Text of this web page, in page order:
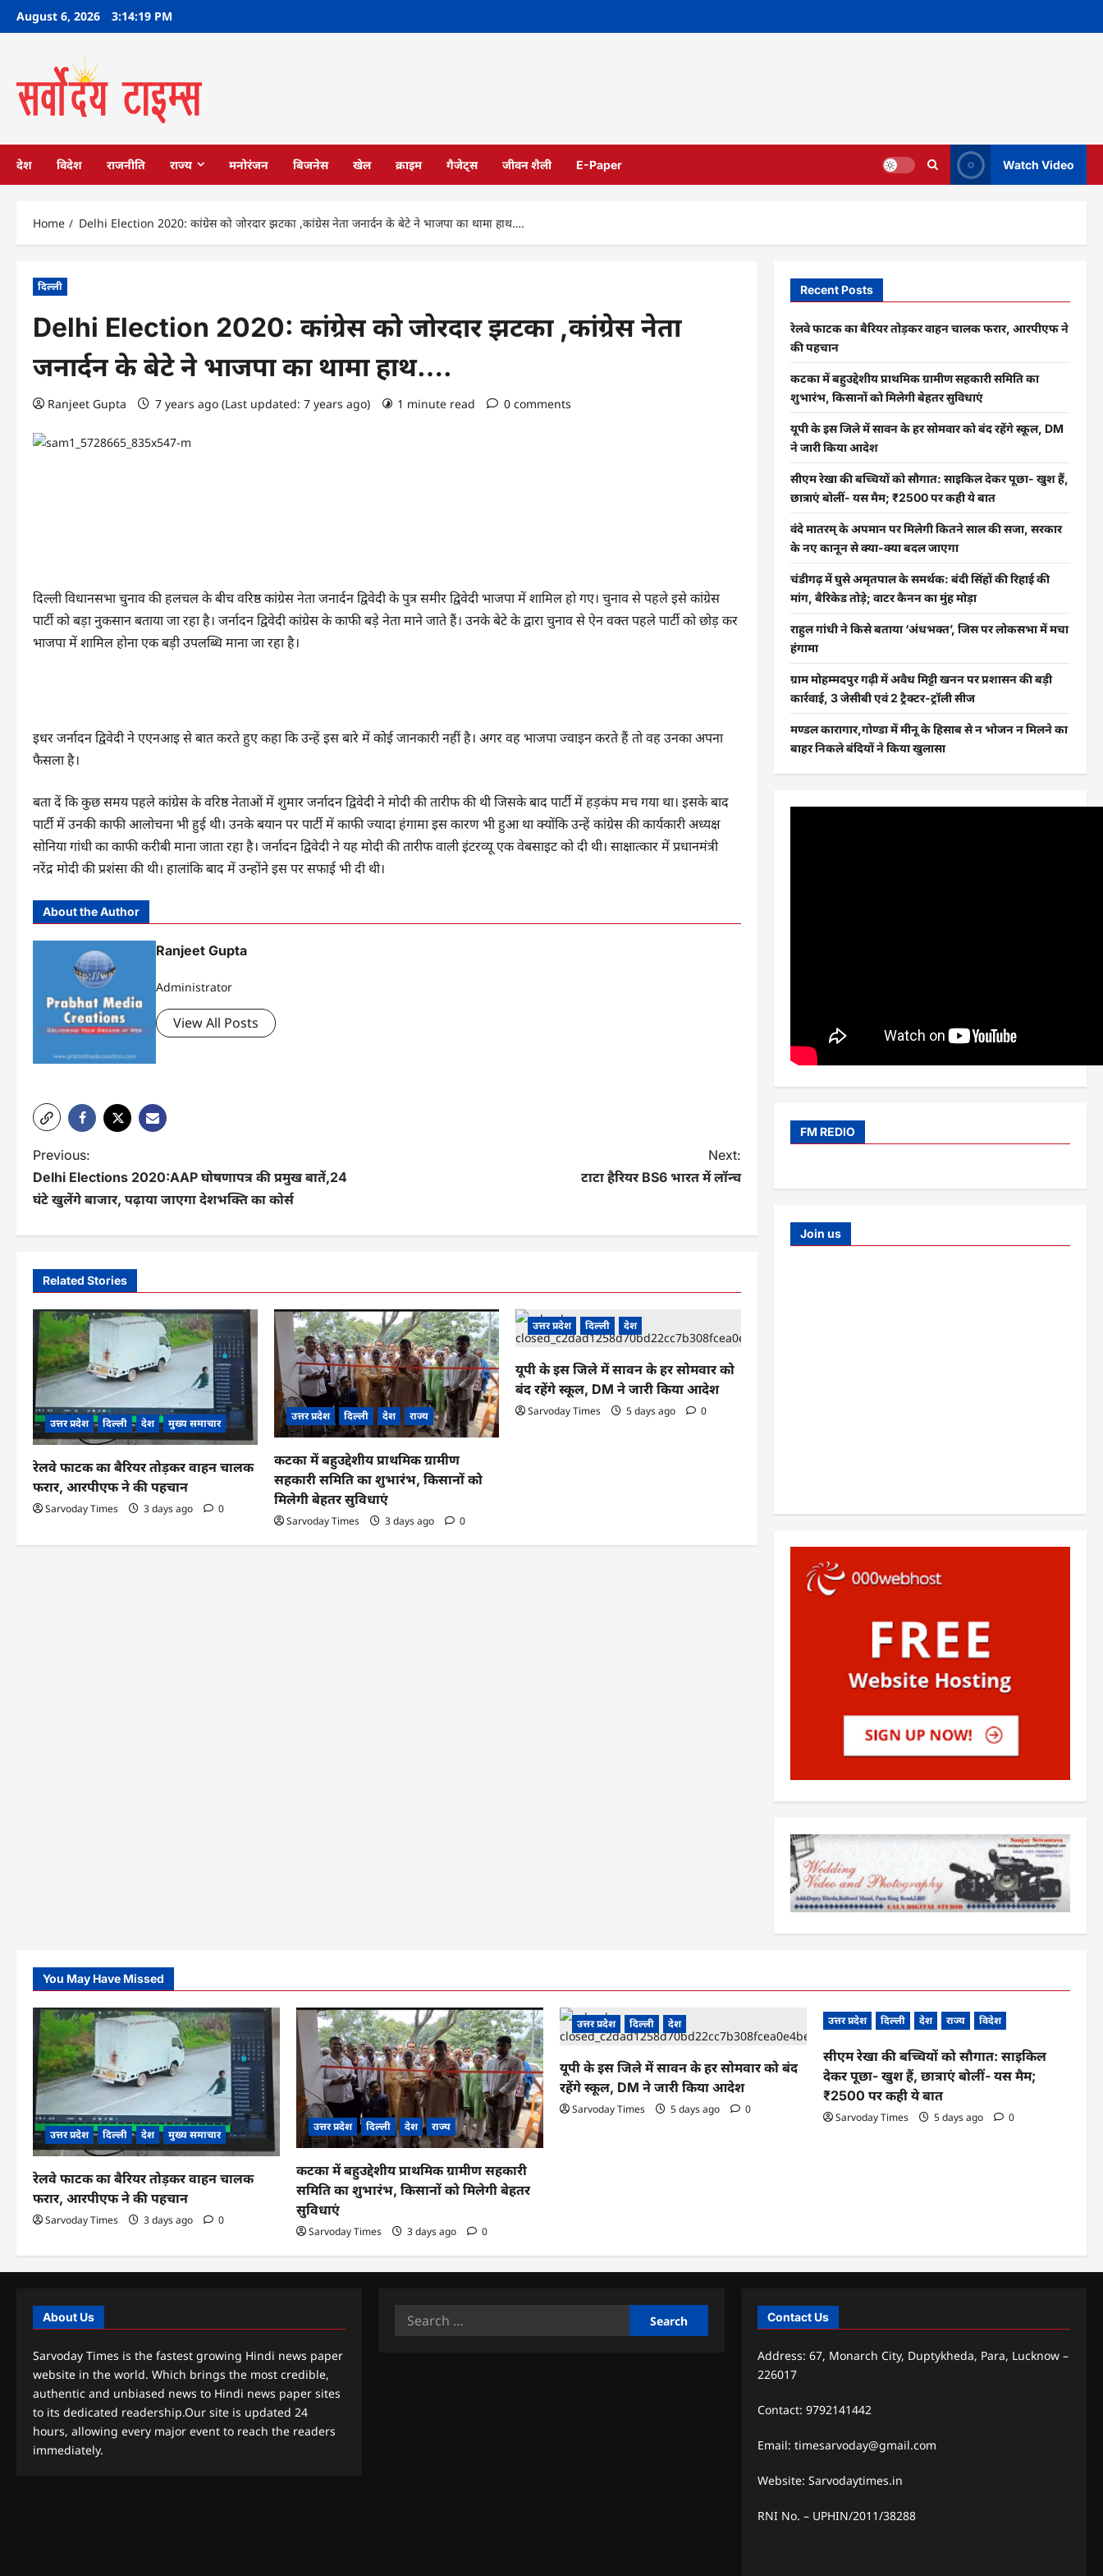
SkipAugust 6, 2026 3:14:20 PM
देश विदेश राजनीति राज्य मनोरंजन बिजनेस खेल क्राइम गैजेट्स जीवन शैली E-Paper Watch Video
Home Delhi Election 2020: कांग्रेस को जोरदार झटका ,कांग्रेस नेता जनार्दन के बेटे ने भाजपा का थामा हाथ….
दिल्ली
Delhi Election 2020: कांग्रेस को जोरदार झटका ,कांग्रेस नेता
जनार्दन के बेटे ने भाजपा का थामा हाथ….
Ranjeet Gupta 7 years ago (Last updated: 7 years ago) 1 minute read 0 comments
दिल्ली विधानसभा चुनाव की हलचल के बीच वरिष्ठ कांग्रेस नेता जनार्दन द्विवेदी के पुत्र समीर द्विवेदी भाजपा में शामिल हो गए। चुनाव से पहले इसे कांग्रेस
पार्टी को बड़ा नुकसान बताया जा रहा है। जर्नादन द्विवेदी कांग्रेस के काफी बड़े नेता माने जाते हैं। उनके बेटे के द्वारा चुनाव से ऐन वक्त पहले पार्टी को छोड़ कर
भाजपा में शामिल होना एक बड़ी उपलब्धि माना जा रहा है।
इधर जर्नादन द्विवेदी ने एएनआइ से बात करते हुए कहा कि उन्हें इस बारे में कोई जानकारी नहीं है। अगर वह भाजपा ज्वाइन करते हैं तो वह उनका अपना
फैसला है।
बता दें कि कुछ समय पहले कांग्रेस के वरिष्ठ नेताओं में शुमार जर्नादन द्विवेदी ने मोदी की तारीफ की थी जिसके बाद पार्टी में हड़कंप मच गया था। इसके बाद
पार्टी में उनकी काफी आलोचना भी हुई थी। उनके बयान पर पार्टी में काफी ज्यादा हंगामा इस कारण भी हुआ था क्योंकि उन्हें कांग्रेस की कार्यकारी अध्यक्ष
सोनिया गांधी का काफी करीबी माना जाता रहा है। जर्नादन द्विवेदी ने यह मोदी की तारीफ वाली इंटरव्यू एक वेबसाइट को दी थी। साक्षात्कार में प्रधानमंत्री
नरेंद्र मोदी की प्रशंसा की थी। हालांकि बाद में उन्होंने इस पर सफाई भी दी थी।
About the Author
Ranjeet Gupta
Administrator
View All Posts
P
o
n
a
v
g
a
t
i
o
n
Previous:
Delhi Elections 2020:AAP घोषणापत्र की प्रमुख बातें,24
घंटे खुलेंगे बाजार, पढ़ाया जाएगा देशभक्ति का कोर्स
Next:
टाटा हैरियर BS6 भारत में लॉन्च
Related Stories
उत्तर प्रदेश दिल्ली देश मुख्य समाचार
रेलवे फाटक का बैरियर तोड़कर वाहन चालक
फरार, आरपीएफ ने की पहचान
Sarvoday Times 3 days ago 0
उत्तर प्रदेश दिल्ली देश राज्य
कटका में बहुउद्देशीय प्राथमिक ग्रामीण
सहकारी समिति का शुभारंभ, किसानों को
मिलेगी बेहतर सुविधाएं
Sarvoday Times 3 days ago 0
उत्तर प्रदेश दिल्ली देश
यूपी के इस जिले में सावन के हर सोमवार को
बंद रहेंगे स्कूल, DM ने जारी किया आदेश
Sarvoday Times 5 days ago 0
Recent Posts
रेलवे फाटक का बैरियर तोड़कर वाहन चालक फरार, आरपीएफ ने
की पहचान
कटका में बहुउद्देशीय प्राथमिक ग्रामीण सहकारी समिति का
शुभारंभ, किसानों को मिलेगी बेहतर सुविधाएं
यूपी के इस जिले में सावन के हर सोमवार को बंद रहेंगे स्कूल, DM
ने जारी किया आदेश
सीएम रेखा की बच्चियों को सौगात: साइकिल देकर पूछा- खुश हैं,
छात्राएं बोलीं- यस मैम; ₹2500 पर कही ये बात
वंदे मातरम् के अपमान पर मिलेगी कितने साल की सजा, सरकार
के नए कानून से क्या-क्या बदल जाएगा
चंडीगढ़ में घुसे अमृतपाल के समर्थक: बंदी सिंहों की रिहाई की
मांग, बैरिकेड तोड़े; वाटर कैनन का मुंह मोड़ा
राहुल गांधी ने किसे बताया ‘अंधभक्त’, जिस पर लोकसभा में मचा
हंगामा
ग्राम मोहम्मदपुर गढ़ी में अवैध मिट्टी खनन पर प्रशासन की बड़ी
कार्रवाई, 3 जेसीबी एवं 2 ट्रैक्टर-ट्रॉली सीज
मण्डल कारागार,गोण्डा में मीनू के हिसाब से न भोजन न मिलने का
बाहर निकले बंदियों ने किया खुलासा
FM REDIO
Join us
You May Have Missed
उत्तर प्रदेश दिल्ली देश मुख्य समाचार
रेलवे फाटक का बैरियर तोड़कर वाहन चालक
फरार, आरपीएफ ने की पहचान
Sarvoday Times 3 days ago 0
उत्तर प्रदेश दिल्ली देश राज्य
कटका में बहुउद्देशीय प्राथमिक ग्रामीण सहकारी
समिति का शुभारंभ, किसानों को मिलेगी बेहतर
सुविधाएं
Sarvoday Times 3 days ago 0
उत्तर प्रदेश दिल्ली देश
यूपी के इस जिले में सावन के हर सोमवार को बंद
रहेंगे स्कूल, DM ने जारी किया आदेश
Sarvoday Times 5 days ago 0
उत्तर प्रदेश दिल्ली देश राज्य विदेश
सीएम रेखा की बच्चियों को सौगात: साइकिल
देकर पूछा- खुश हैं, छात्राएं बोलीं- यस मैम;
₹2500 पर कही ये बात
Sarvoday Times 5 days ago 0
About Us
Sarvoday Times is the fastest growing Hindi news paper
website in the world. Which brings the most credible,
authentic and unbiased news to Hindi news paper sites
to its dedicated readership.Our site is updated 24
hours, allowing every major event to reach the readers
immediately.
Search
Contact Us
Address: 67, Monarch City, Duptykheda, Para, Lucknow –
226017
Contact: 9792141442
Email: timesarvoday@gmail.com
Website: Sarvodaytimes.in
RNI No. – UPHIN/2011/38288